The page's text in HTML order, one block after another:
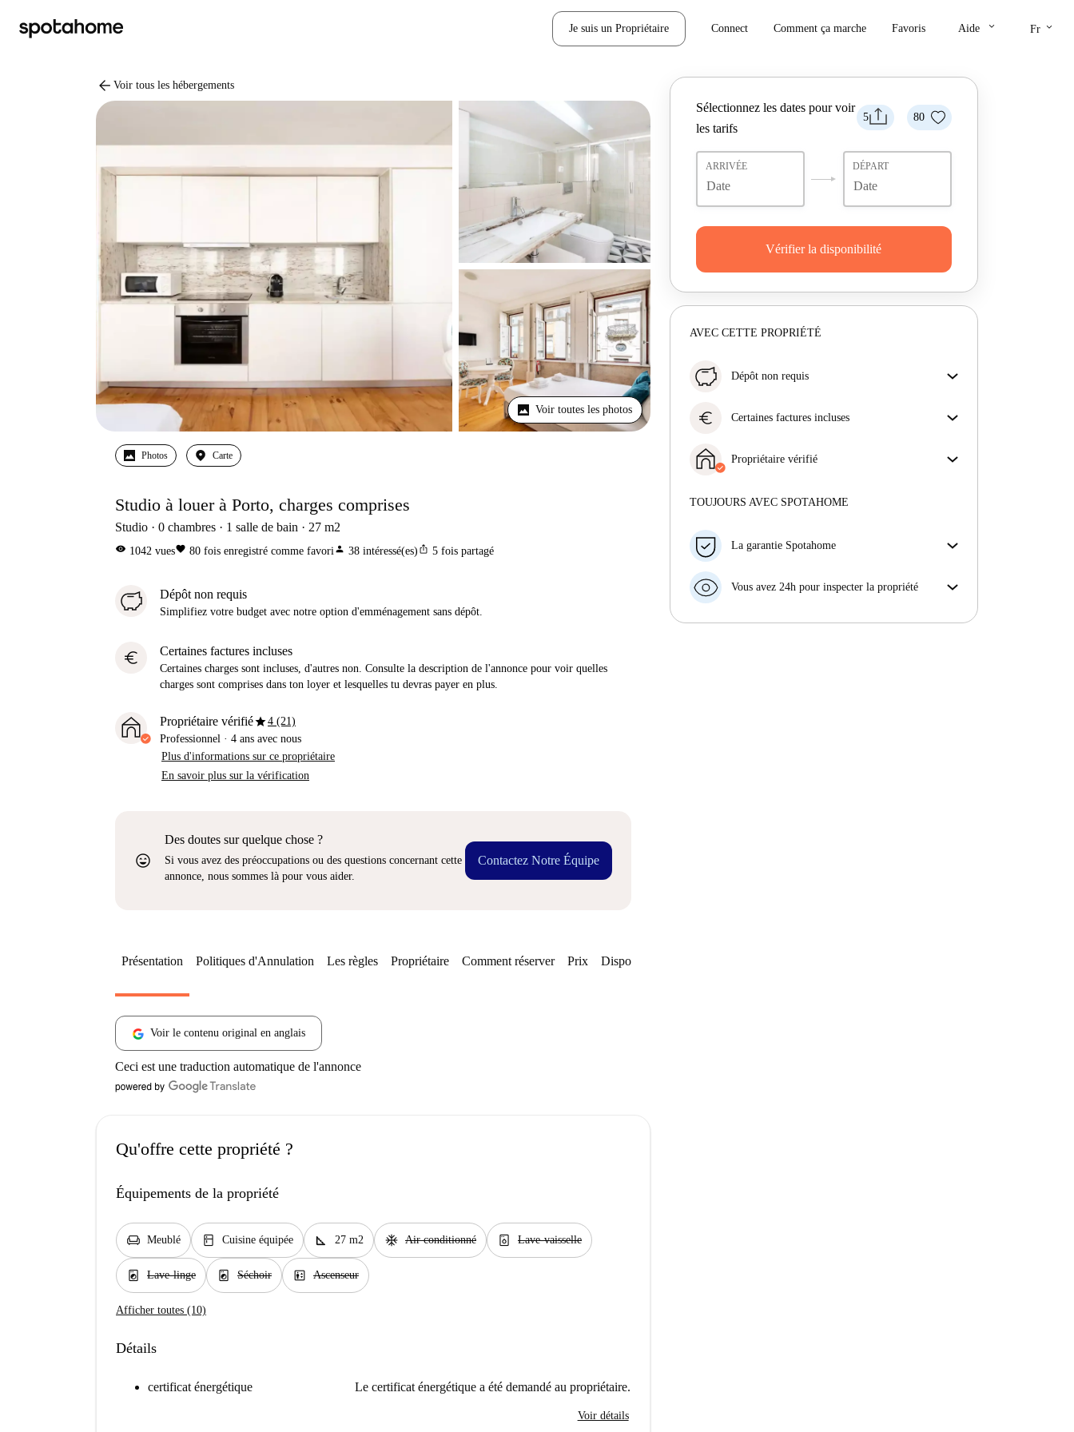
Je suis un Propriétaire Connect Comment ça marche Favoris Aide keyboard_arrow_down Fr keyboard_arrow_down
arrow_back Voir tous les hébergements
Voir toutes les photos
Photos Carte
Studio à louer à Porto, charges comprises
Studio 0 chambres 1 salle de bain 27 m2
visibility 1042 vuesfavorite 80 fois enregistré comme favoriperson 38 intéressé(es) ios_share 5 fois partagé
Dépôt non requis
Simplifiez votre budget avec notre option d'emménagement sans dépôt.
euro Certaines factures incluses
Certaines charges sont incluses, d'autres non. Consulte la description de l'annonce pour voir quelles
charges sont comprises dans ton loyer et lesquelles tu devras payer en plus.
Propriétaire vérifiéstar4 (21)
Professionnel · 4 ans avec nous
Plus d'informations sur ce propriétaire
En savoir plus sur la vérification
sentiment_very_satisfied
Des doutes sur quelque chose ?
Si vous avez des préoccupations ou des questions concernant cette
annonce, nous sommes là pour vous aider.
Contactez Notre Équipe
5 80
Sélectionnez les dates pour voir
les tarifs
ARRIVÉE DÉPART
Vérifier la disponibilité
AVEC CETTE PROPRIÉTÉ
Dépôt non requis
d'emménagement sans dépôt.
euro Certaines factures incluses
Consulte la description de l'annonce pour voir
quelles charges sont comprises dans ton loyer et
Propriétaire vérifié
Plus d'informations sur ce propriétaire
TOUJOURS AVEC SPOTAHOME
La garantie Spotahome
préavis, nous allons soit (A) vous payer une chambre
soit (B) vous rembourser en totalité.
Vous avez 24h pour inspecter la propriété
Présentation Politiques d'Annulation Les règles Propriétaire Comment réserver Prix Disponibilités
Voir le contenu original en anglais
Ceci est une traduction automatique de l'annonce
Qu'offre cette propriété ?
Équipements de la propriété
chair Meublé kitchen Cuisine équipée square_foot 27 m2 ac_unit Air conditionné dishwasher_gen Lave-vaisselle
local_laundry_service Lave-linge local_laundry_service Séchoir elevator Ascenseur
Afficher toutes (10)
Détails
certificat énergétique Le certificat énergétique a été demandé au propriétaire.
Voir détails